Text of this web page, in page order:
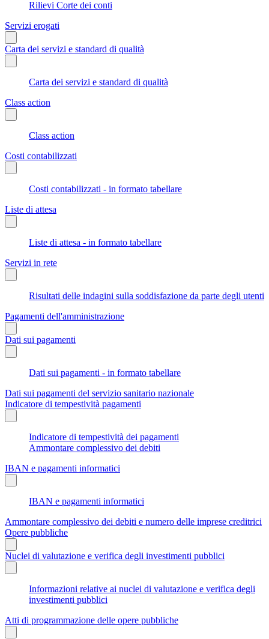
Rilievi Corte dei conti
Servizi erogati
Carta dei servizi e standard di qualità
Carta dei servizi e standard di qualità
Class action
Class action
Costi contabilizzati
Costi contabilizzati - in formato tabellare
Liste di attesa
Liste di attesa - in formato tabellare
Servizi in rete
Risultati delle indagini sulla soddisfazione da parte degli utenti
Pagamenti dell'amministrazione
Dati sui pagamenti
Dati sui pagamenti - in formato tabellare
Dati sui pagamenti del servizio sanitario nazionale
Indicatore di tempestività pagamenti
Indicatore di tempestività dei pagamenti
Ammontare complessivo dei debiti
IBAN e pagamenti informatici
IBAN e pagamenti informatici
Ammontare complessivo dei debiti e numero delle imprese creditrici
Opere pubbliche
Nuclei di valutazione e verifica degli investimenti pubblici
Informazioni relative ai nuclei di valutazione e verifica degli
investimenti pubblici
Atti di programmazione delle opere pubbliche